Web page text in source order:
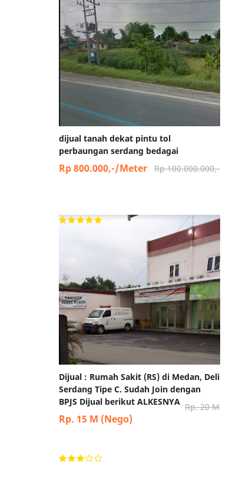
dijual tanah dekat pintu tol
perbaungan serdang bedagai
Rp 100.000.000,-
Rp 800.000,-/Meter
Dijual : Rumah Sakit (RS) di Medan, Deli
Serdang Tipe C. Sudah Join dengan
BPJS Dijual berikut ALKESNYA Rp. 20 M
Rp. 15 M (Nego)